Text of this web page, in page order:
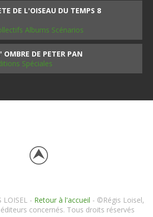
DE L'OISEAU DU TEMPS 8
Albums Scénarios
OMBRE DE PETER PAN
Spéciales
LOISEL - Retour à l'accueil - ©Régis Loisel,
concernés. Tous droits réservés